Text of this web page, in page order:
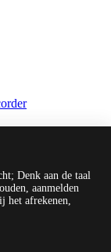
Denk aan de taal
aanmelden
het afrekenen,